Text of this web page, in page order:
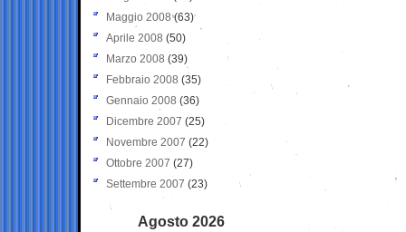
Maggio 2008(63)
Aprile 2008 (50)
Marzo 2008 (39)
Febbraio 2008 (35)
Gennaio 2008 (36)
Dicembre 2007 (25)
Novembre 2007 (22)
Ottobre 2007 (27)
Settembre 2007 (23)
Agosto 2026